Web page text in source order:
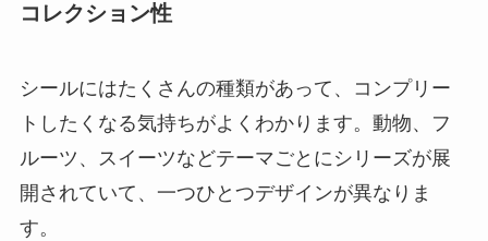
コレクション性
シールにはたくさんの種類があって、コンプリー
トしたくなる気持ちがよくわかります。動物、フ
ルーツ、スイーツなどテーマごとにシリーズが展
開されていて、一つひとつデザインが異なりま
す。